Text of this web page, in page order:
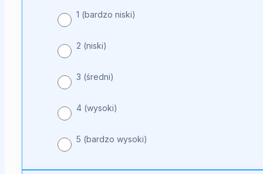
1 (bardzo niski)
2 (niski)
3 (średni)
4 (wysoki)
5 (bardzo wysoki)